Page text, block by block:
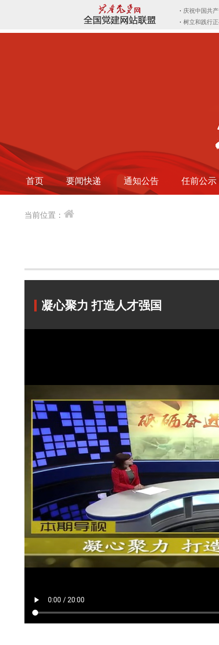
首页 要闻快递 通知公告 任前公示
当前位置：
凝心聚力 打造人才强国